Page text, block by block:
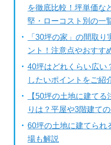
を徹底比較！坪単価な
堅・ローコスト別の一
「30坪の家」の間取
ント！注意点やおすす
40坪はどれくらい広い
したいポイントをご紹
【50坪の土地に建て
りは？平屋や3階建て
60坪の土地に建てられ
場も解説